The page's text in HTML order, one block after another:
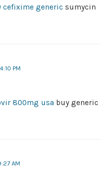
cefixime generic sumycin
PM
800mg usa buy generic
AM